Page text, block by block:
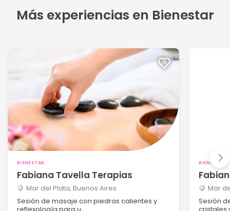
Más experiencias en Bienestar
BIENESTAR
Fabiana Tavella Terapias
Mar del Plata, Buenos Aires
Sesión de masaje con piedras calientes y
BIENESTAR
Mar
Sesión